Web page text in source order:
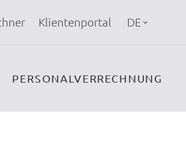
Klientenportal DE
PERSONALVERRECHNUNG